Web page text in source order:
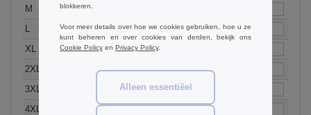
M
€5.46
L
€5.46 €4.56 €3.88 €3.65 €3.46 € 3.44
147
XL
€5.46 €4.56 €3.88 €
2XL
€4.56 €3.88 €3.65 €3.46
3XL
€4.40 €4.12
4XL
€5.15 4.40 4.12 3.92
blokkeren.
Voor meer details over hoe we cookies gebruiken, hoe u ze
kunt beheren en over cookies van derden, bekijk ons
Cookie Policy en Privacy Policy.
Alleen essentiëel